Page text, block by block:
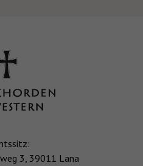
3, 39011 Lana